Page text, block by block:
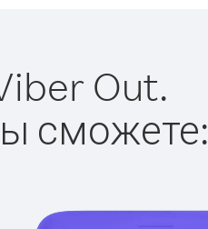
Out.
сможете: